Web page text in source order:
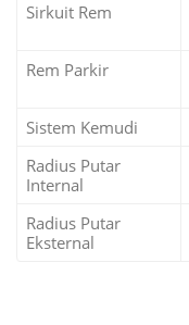
Sirkuit Rem
Rem Parkir
Sistem Kemudi
Radius Putar
Internal
Radius Putar
Eksternal